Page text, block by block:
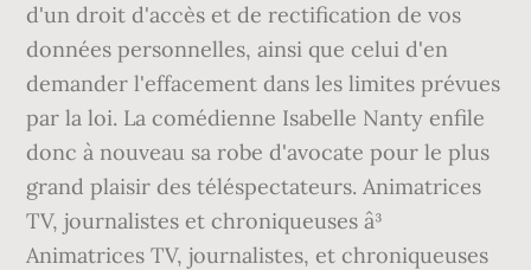
d'un droit d'accès et de rectification de vos
données personnelles, ainsi que celui d'en
demander l'effacement dans les limites prévues
par la loi. La comédienne Isabelle Nanty enfile
donc à nouveau sa robe d'avocate pour le plus
grand plaisir des téléspectateurs. Animatrices
TV, journalistes et chroniqueuses â³
Animatrices TV, journalistes, et chroniqueuses